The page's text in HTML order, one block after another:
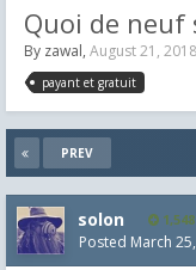
Quoi de neuf
By zawal, August 21, 2018
payant et gratuit
PREV
solon 1,548
Posted March